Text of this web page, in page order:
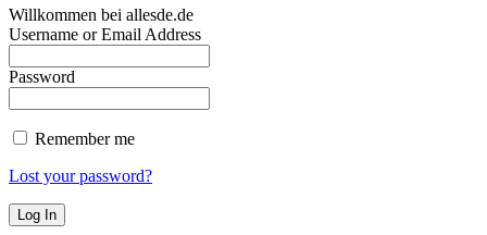
Willkommen bei allesde.de
Username or Email Address
Password
Remember me
Lost your password?